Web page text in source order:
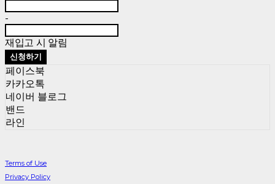
-
재입고 시 알림
신청하기
페이스북
카카오톡
네이버 블로그
밴드
라인
Terms of Use
Privacy Policy